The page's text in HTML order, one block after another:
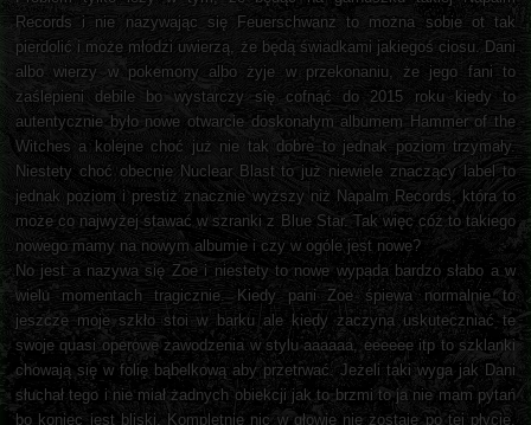
Records i nie nazywając się Feuerschwanz to można sobie ot tak
pierdolić i może młodzi uwierzą, że będą świadkami jakiegoś ciosu. Dani
albo wierzy w pokemony albo żyje w przekonaniu, że jego fani to
zaślepieni debile bo wystarczy się cofnąć do 2015 roku kiedy to
autentycznie było nowe otwarcie doskonałym albumem Hammer of the
Witches a kolejne choć już nie tak dobre to jednak poziom trzymały.
Niestety choć obecnie Nuclear Blast to już niewiele znaczący label to
jednak poziom i prestiż znacznie wyższy niż Napalm Records, która to
może co najwyżej stawać w szranki z Blue Star. Tak więc cóż to takiego
nowego mamy na nowym albumie i czy w ogóle jest nowe?
No jest a nazywa się Zoe i niestety to nowe wypada bardzo słabo a w
wielu momentach tragicznie. Kiedy pani Zoe śpiewa normalnie to
jeszcze moje szkło stoi w barku ale kiedy zaczyna uskuteczniać te
swoje quasi operowe zawodzenia w stylu aaaaaa, eeeeee itp to szklanki
chowają się w folię bąbelkową aby przetrwać. Jeżeli taki wyga jak Dani
słuchał tego i nie miał żadnych obiekcji jak to brzmi to ja nie mam pytań
bo koniec jest bliski. Kompletnie nic w głowie nie zostaje po tej płycie.